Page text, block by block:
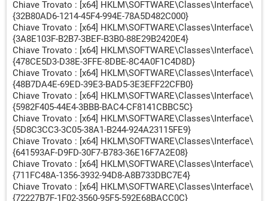
Chiave Trovato : [x64] HKLM\SOFTWARE\Classes\Interface\
{32B80AD6-1214-45F4-994E-78A5D482C000}
Chiave Trovato : [x64] HKLM\SOFTWARE\Classes\Interface\
{3A8E103F-B2B7-3BEF-B3B0-88E29B2420E4}
Chiave Trovato : [x64] HKLM\SOFTWARE\Classes\Interface\
{478CE5D3-D38E-3FFE-8DBE-8C4A0F1C4D8D}
Chiave Trovato : [x64] HKLM\SOFTWARE\Classes\Interface\
{48B7DA4E-69ED-39E3-BAD5-3E3EFF22CFB0}
Chiave Trovato : [x64] HKLM\SOFTWARE\Classes\Interface\
{5982F405-44E4-3BBB-BAC4-CF8141CBBC5C}
Chiave Trovato : [x64] HKLM\SOFTWARE\Classes\Interface\
{5D8C3CC3-3C05-38A1-B244-924A23115FE9}
Chiave Trovato : [x64] HKLM\SOFTWARE\Classes\Interface\
{641593AF-D9FD-30F7-B783-36E16F7A2E08}
Chiave Trovato : [x64] HKLM\SOFTWARE\Classes\Interface\
{711FC48A-1356-3932-94D8-A8B733DBC7E4}
Chiave Trovato : [x64] HKLM\SOFTWARE\Classes\Interface\
{72227B7F-1F02-3560-95F5-592E68BACC0C}